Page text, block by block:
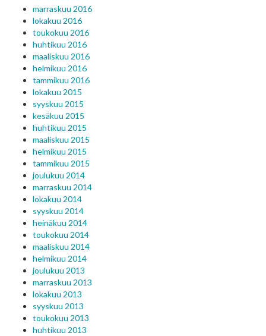
marraskuu 2016
lokakuu 2016
toukokuu 2016
huhtikuu 2016
maaliskuu 2016
helmikuu 2016
tammikuu 2016
lokakuu 2015
syyskuu 2015
kesäkuu 2015
huhtikuu 2015
maaliskuu 2015
helmikuu 2015
tammikuu 2015
joulukuu 2014
marraskuu 2014
lokakuu 2014
syyskuu 2014
heinäkuu 2014
toukokuu 2014
maaliskuu 2014
helmikuu 2014
joulukuu 2013
marraskuu 2013
lokakuu 2013
syyskuu 2013
toukokuu 2013
huhtikuu 2013